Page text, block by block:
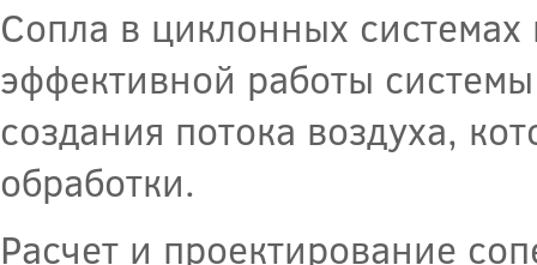
Сопла в циклонных
эффективной работы
создания потока воздуха,
обработки.
Расчет и проектирование